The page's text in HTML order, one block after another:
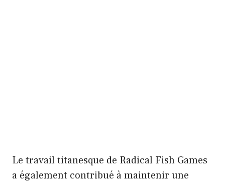
Le travail titanesque de Radical Fish Games
a également contribué à maintenir une